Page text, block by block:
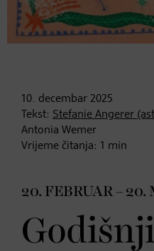
10. decembar 2025
Tekst: Stefanie Angerer
Antonia Wemer
Vrijeme čitanja: 1 min
20. FEBRUAR – 20.